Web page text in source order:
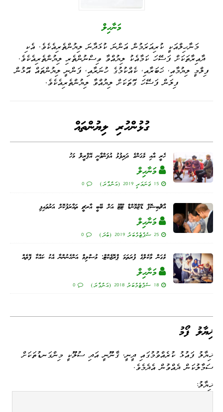
މަނާހިލް
މަނާހިލްއަކީ ކުރިއަރަމުން އަންނަ ކުޅަދާނަ ލިޔުންތެރިއެކެވެ. އެކި
ދާއިރާތަކަށް ފަސޭހަ ކަމާއެކު ލިޔުއްވާ ވިސްނުންތެރި ލިޔުންތެރިއެކެވެ.
ފިލްމީ ލިޔުމާއި، ޚަބަރާއި، ކެއްކުމުގެ ހުނަރާއި، ފަންނީ ލިޔުންތައް އޮޅުން
ފިލަން ފަސޭހަ ގޮތަކަށް ލިޔުއްވާ ލިޔުންތެރިއެކެވެ.
ގުޅުންހުރި ލިޔުންތައް
ހެރީ އާއި މެގަންގެ ދަރިފުޅު އުފަންވާނީ އޭޕްރީލް މަހު
މަނާހިލް
15 ޖަނަވަރީ 2019 (އަންގާރަ) 0
އާޗްބިޝޮޕް ޑޭޒްމޮންޑް ޓޫޓޫ އަށް ބޭބީ އާރޗީ ތައާރަފުކޮށް އަރުވައިފި
މަނާހިލް
25 ސެޕްޓެމްބަރު 2019 (ބުދަ) 0
މެގަން މާކެލްގެ ފުރަތަމަ ޕްރޮޖެކްޓް: މުސްލިމް އަންހެނުންނާ އެކު ކައްކާ ފޮތެއް
މަނާހިލް
18 ސެޕްޓެމްބަރު 2018 (އަންގާރަ) 0
ޚިޔާލު ފޯމު
ޚިޔާލު ފައުޅު ކުރެއްވުމުގައި ދީނީ، ޤާނޫނީ އަދި ސުލޫކީ މިންގަނޑުތަކަށް
ސަމާލުކަން ދެއްވުން އެދެމެވެ.
ޚިޔާލު: